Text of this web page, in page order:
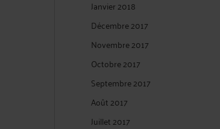
Janvier 2018
Décembre 2017
Novembre 2017
Octobre 2017
Septembre 2017
Août 2017
Juillet 2017